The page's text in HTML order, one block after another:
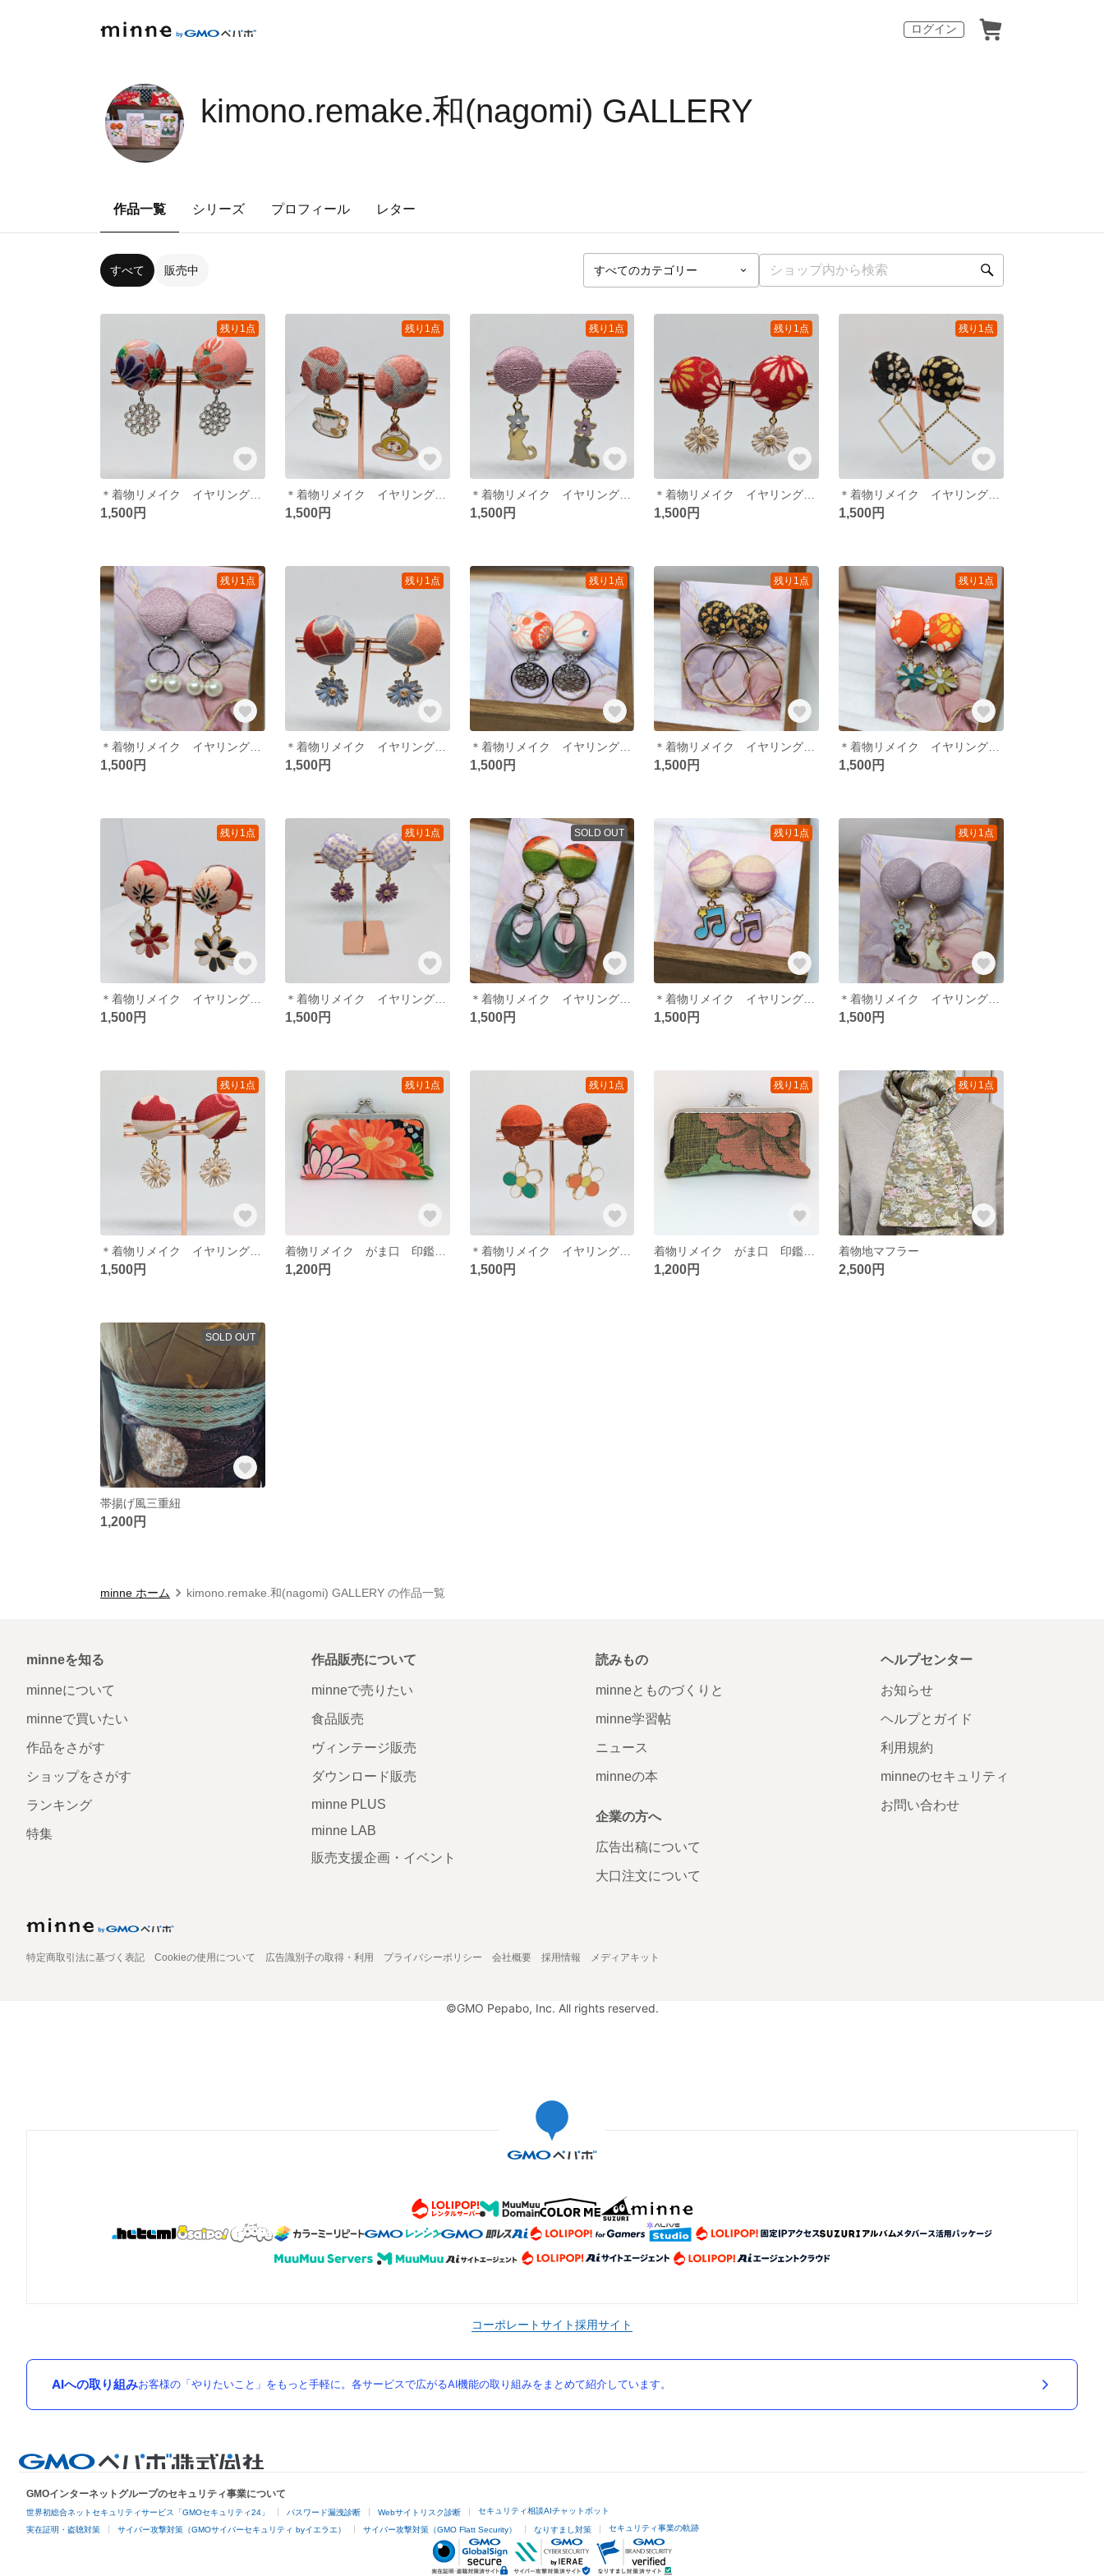
ログイン
kimono.remake.和(nagomi) GALLERY
作品一覧 シリーズ プロフィール レター
すべて 販売中
残り1点
1,500円
残り1点
＊着物リメイク イヤリング＊ スイーツ 花柄着物
1,500円
残り1点
＊着物リメイク イヤリング＊ 紫 猫ちゃん 着物
1,500円
残り1点
1,500円
残り1点
1,500円
残り1点
1,500円
残り1点
＊着物リメイク イヤリング＊ 青い花 爽やか 着物 和風
1,500円
残り1点
＊着物リメイク イヤリング＊ 花柄 シルバー 着物
1,500円
残り1点
1,500円
残り1点
1,500円
残り1点
1,500円
残り1点
＊着物リメイク イヤリング＊ 絞り 紫 花 着物
1,500円
SOLD OUT
＊着物リメイク イヤリング＊ グリーン ゴールド 和柄 着物
1,500円
残り1点
1,500円
残り1点
1,500円
残り1点
1,500円
残り1点
着物リメイク がま口 印鑑ケース リップケース 小銭入れ
1,200円
残り1点
＊着物リメイク イヤリング＊ クリップ式イヤリング 花 着物 和柄 和風 プレゼント
1,500円
残り1点
1,200円
残り1点
着物地マフラー
2,500円
SOLD OUT
帯揚げ風三重紐
1,200円
minne ホーム kimono.remake.和(nagomi) GALLERY の作品一覧
minneを知る
minneについて
minneで買いたい
作品をさがす
ショップをさがす
ランキング
特集
作品販売について
minneで売りたい
食品販売
ヴィンテージ販売
ダウンロード販売
minne PLUS
minne LAB
販売支援企画・イベント
読みもの
minneとものづくりと
minne学習帖
ニュース
minneの本
企業の方へ
広告出稿について
大口注文について
ヘルプセンター
お知らせ
ヘルプとガイド
利用規約
minneのセキュリティ
お問い合わせ
特定商取引法に基づく表記 Cookieの使用について 広告識別子の取得・利用 プライバシーポリシー 会社概要 採用情報 メディアキット
©GMO Pepabo, Inc. All rights reserved.
コーポレートサイト採用サイト
AIへの取り組みお客様の「やりたいこと」をもっと手軽に。各サービスで広がるAI機能の取り組みをまとめて紹介しています。
GMOインターネットグループのセキュリティ事業について
世界初総合ネットセキュリティサービス「GMOセキュリティ24」 パスワード漏洩診断 Webサイトリスク診断 セキュリティ相談AIチャットボット
実在証明・盗聴対策 サイバー攻撃対策（GMOサイバーセキュリティ byイエラエ） サイバー攻撃対策（GMO Flatt Security） なりすまし対策 セキュリティ事業の軌跡